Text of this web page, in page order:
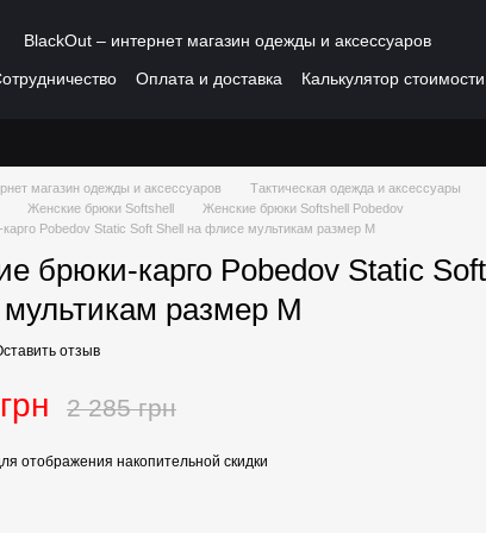
BlackOut – интернет магазин одежды и аксессуаров
Оплата и доставка
Калькулятор
магазин одежды и аксессуаров Тактическая одежда и аксессуары
Женские брюки Softshell
Женские брюки Softshell Pobedov
Pobedov Static Soft Shell на флисе мультикам размер M
брюки-карго Pobedov Static
размер M
отзыв
2 285 грн
отображения накопительной скидки